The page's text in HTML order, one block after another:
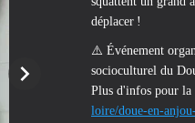
déplacer !
⚠️ Événement
socioculturel du
Plus d'infos pour la
loire/doue-en-